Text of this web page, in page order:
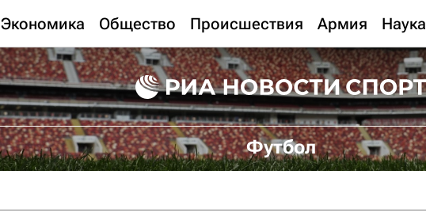
Экономика Общество Происшествия Армия Наука
Футбол